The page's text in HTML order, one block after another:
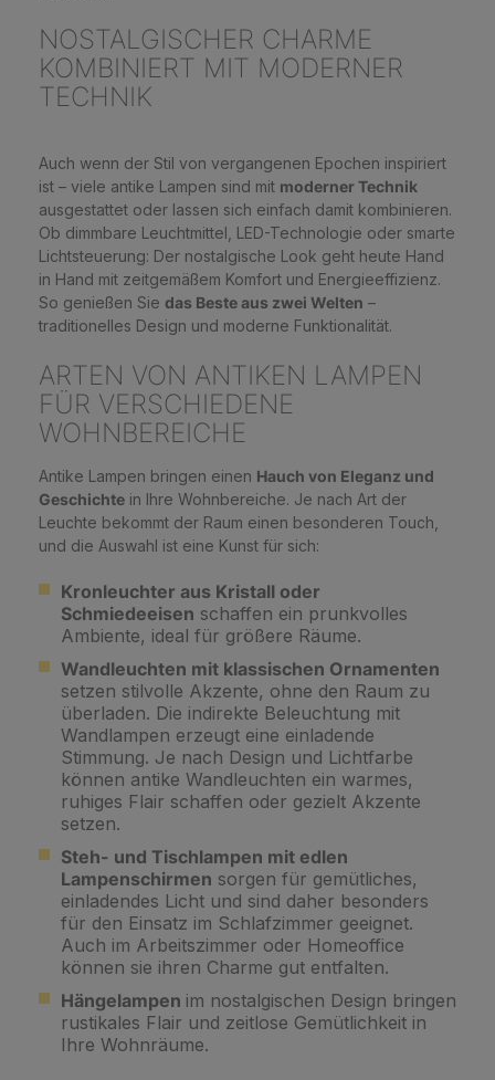
NOSTALGISCHER CHARME
KOMBINIERT MIT MODERNER
TECHNIK
Auch wenn der Stil von vergangenen Epochen inspiriert
ist – viele antike Lampen sind mit moderner Technik
ausgestattet oder lassen sich einfach damit kombinieren.
Ob dimmbare Leuchtmittel, LED-Technologie oder smarte
Lichtsteuerung: Der nostalgische Look geht heute Hand
in Hand mit zeitgemäßem Komfort und Energieeffizienz.
So genießen Sie das Beste aus zwei Welten –
traditionelles Design und moderne Funktionalität.
ARTEN VON ANTIKEN LAMPEN
FÜR VERSCHIEDENE
WOHNBEREICHE
Antike Lampen bringen einen Hauch von Eleganz und
Geschichte in Ihre Wohnbereiche. Je nach Art der
Leuchte bekommt der Raum einen besonderen Touch,
und die Auswahl ist eine Kunst für sich:
Kronleuchter aus Kristall oder
Schmiedeeisen schaffen ein prunkvolles
Ambiente, ideal für größere Räume.
Wandleuchten mit klassischen Ornamenten
setzen stilvolle Akzente, ohne den Raum zu
überladen. Die indirekte Beleuchtung mit
Wandlampen erzeugt eine einladende
Stimmung. Je nach Design und Lichtfarbe
können antike Wandleuchten ein warmes,
ruhiges Flair schaffen oder gezielt Akzente
setzen.
Steh- und Tischlampen mit edlen
Lampenschirmen sorgen für gemütliches,
einladendes Licht und sind daher besonders
für den Einsatz im Schlafzimmer geeignet.
Auch im Arbeitszimmer oder Homeoffice
können sie ihren Charme gut entfalten.
Hängelampen im nostalgischen Design bringen
rustikales Flair und zeitlose Gemütlichkeit in
Ihre Wohnräume.